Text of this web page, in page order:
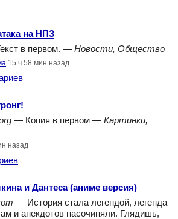
на НПЗ
в первом. — Новости, Общество
15 ч 58 мин назад
— Копия в первом — Картинки,
назад
и Дантеса (аниме версия)
— История стала легендой, легенда
и анекдотов насочиняли. Глядишь,